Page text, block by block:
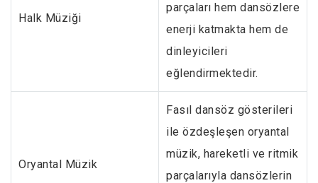
Halk Müziği
parçaları hem dansözlere
enerji katmakta hem de
dinleyicileri
eğlendirmektedir.
Oryantal Müzik
Fasıl dansöz gösterileri
ile özdeşleşen oryantal
müzik, hareketli ve ritmik
parçalarıyla dansözlerin